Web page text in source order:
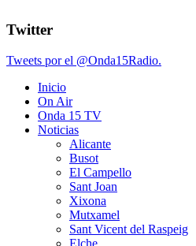
Twitter
Tweets por el @Onda15Radio.
Inicio
On Air
Onda 15 TV
Noticias
Alicante
Busot
El Campello
Sant Joan
Xixona
Mutxamel
Sant Vicent del Raspeig
Elche